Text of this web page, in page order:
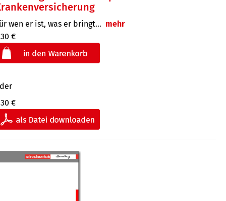
wen er ist, was er bringt… mehr
€
€